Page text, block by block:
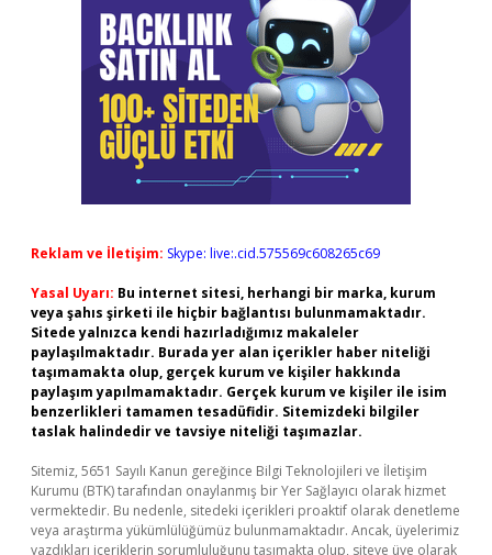
Reklam ve İletişim: Skype: live:.cid.575569c608265c69
Yasal Uyarı: Bu internet sitesi, herhangi bir marka, kurum
veya şahıs şirketi ile hiçbir bağlantısı bulunmamaktadır.
Sitede yalnızca kendi hazırladığımız makaleler
paylaşılmaktadır. Burada yer alan içerikler haber niteliği
taşımamakta olup, gerçek kurum ve kişiler hakkında
paylaşım yapılmamaktadır. Gerçek kurum ve kişiler ile isim
benzerlikleri tamamen tesadüfidir. Sitemizdeki bilgiler
taslak halindedir ve tavsiye niteliği taşımazlar.
Sitemiz, 5651 Sayılı Kanun gereğince Bilgi Teknolojileri ve İletişim
Kurumu (BTK) tarafından onaylanmış bir Yer Sağlayıcı olarak hizmet
vermektedir. Bu nedenle, sitedeki içerikleri proaktif olarak denetleme
veya araştırma yükümlülüğümüz bulunmamaktadır. Ancak, üyelerimiz
yazdıkları içeriklerin sorumluluğunu taşımakta olup, siteye üye olarak